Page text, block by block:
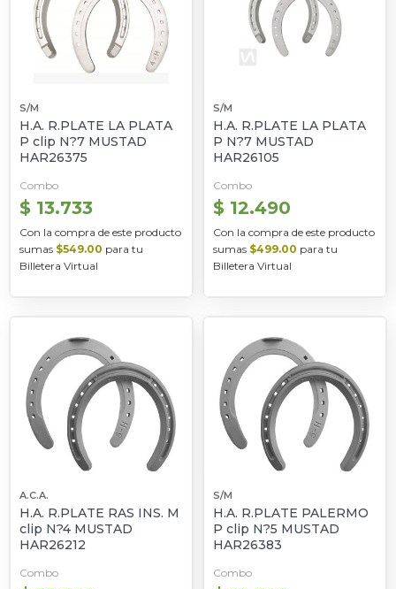
S/M
H.A. R.PLATE LA PLATA
P clip N?7 MUSTAD
HAR26375
Combo
$ 13.733
Con la compra de este producto
sumas $549.00 para tu
Billetera Virtual
S/M
H.A. R.PLATE LA PLATA
P N?7 MUSTAD
HAR26105
Combo
$ 12.490
Con la compra de este producto
sumas $499.00 para tu
Billetera Virtual
A.C.A.
H.A. R.PLATE RAS INS. M
clip N?4 MUSTAD
HAR26212
Combo
S/M
H.A. R.PLATE PALERMO
P clip N?5 MUSTAD
HAR26383
Combo